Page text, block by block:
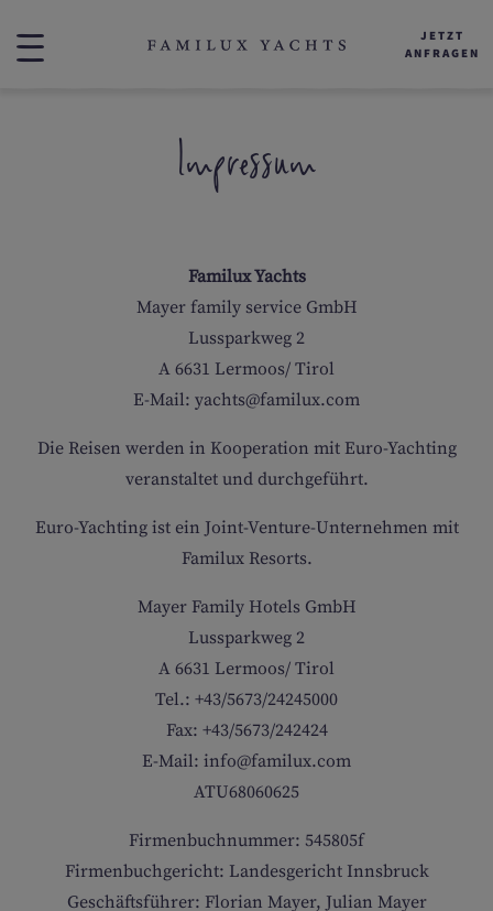
JETZT
ANFRAGEN
DAS ERLEBNIS
KATAMARAN FAMILUX TWO
AKTIVITÄTEN | KROATIEN
DIE CREW
ERFAHRUNGSBERICHTE
FEB MÄR
JUN JUL
OKT NOV
WANDERN
KINDERBETREUUNG
SKIFAHREN
BABYBETREUUNG
Impressum
Familux Yachts
Mayer family service GmbH
Lussparkweg 2
A 6631 Lermoos/ Tirol
E-Mail: yachts@familux.com
Die Reisen werden in Kooperation mit Euro-Yachting
veranstaltet und durchgeführt.
Euro-Yachting ist ein Joint-Venture-Unternehmen mit
Familux Resorts.
Mayer Family Hotels GmbH
Lussparkweg 2
A 6631 Lermoos/ Tirol
Tel.: +43/5673/24245000
Fax: +43/5673/242424
E-Mail: info@familux.com
ATU68060625
Firmenbuchnummer: 545805f
Firmenbuchgericht: Landesgericht Innsbruck
Geschäftsführer: Florian Mayer, Julian Mayer